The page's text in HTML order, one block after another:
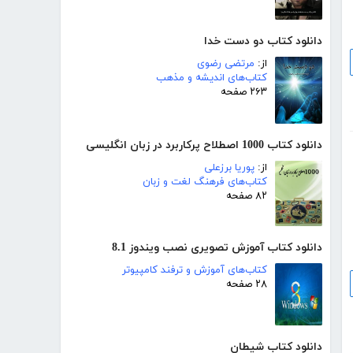
دانلود کتاب دو دست خدا
از: مرتضی رضوی
کتاب‌های اندیشه و مذهب
۲۶۳ صفحه
دانلود کتاب 1000 اصطلاح پرکاربرد در زبان انگلیسی
از: پوریا برزعلی
کتاب‌های فرهنگ لغت و زبان
۸۲ صفحه
دانلود کتاب آموزش تصویری نصب ویندوز 8.1
کتاب‌های آموزش و ترفند کامپیوتر
۲۸ صفحه
دانلود کتاب شیطان